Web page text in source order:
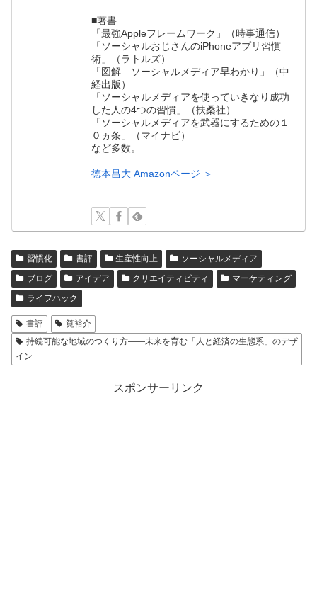
■著書
「最強Appleフレームワーク」（時事通信）
「ソーシャルおじさんのiPhoneアプリ習慣
術」（ラトルズ）
「図解 ソーシャルメディア早わかり」（中
経出版）
「ソーシャルメディアを使っていきなり成功
した人の4つの習慣」（扶桑社）
「ソーシャルメディアを武器にするための１
０ヵ条」（マイナビ）
など多数。
徳本昌大 Amazonページ ＞
習慣化 書評 生産性向上
ソーシャルメディア
ブログ
アイデア クリエイティビティ
マーケティング
ライフハック
書評
筧裕介
持続可能な地域のつくり方――未来を育む「人と経済の生態系」のデザ
イン
スポンサーリンク